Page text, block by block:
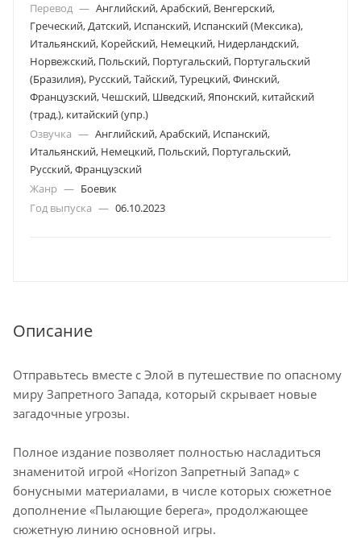
Перевод — Английский, Арабский, Венгерский,
Греческий, Датский, Испанский, Испанский (Мексика),
Итальянский, Корейский, Немецкий, Нидерландский,
Норвежский, Польский, Португальский, Португальский
(Бразилия), Русский, Тайский, Турецкий, Финский,
Французский, Чешский, Шведский, Японский, китайский
(трад.), китайский (упр.)
Озвучка — Английский, Арабский, Испанский,
Итальянский, Немецкий, Польский, Португальский,
Русский, Французский
Жанр — Боевик
Год выпуска — 06.10.2023
Описание
Отправьтесь вместе с Элой в путешествие по опасному
миру Запретного Запада, который скрывает новые
загадочные угрозы.
Полное издание позволяет полностью насладиться
знаменитой игрой «Horizon Запретный Запад» с
бонусными материалами, в числе которых сюжетное
дополнение «Пылающие берега», продолжающее
сюжетную линию основной игры.